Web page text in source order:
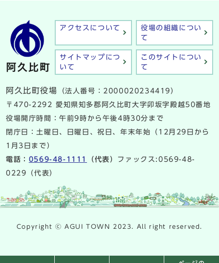
アクセスについて
役場の組織につい
て
サイトマップにつ
いて
このサイトについ
て
阿久比町役場
（法人番号：2000020234419）
〒470-2292 愛知県知多郡阿久比町大字卯坂字殿越50番地
役場開庁時間：午前9時から午後4時30分まで
閉庁日：土曜日、日曜日、祝日、年末年始（12月29日から
1月3日まで）
電話： 0569-48-1111 （代表） ファックス:0569-48-
0229（代表）
Copyright ⓒ AGUI TOWN 2023. All right reserved.